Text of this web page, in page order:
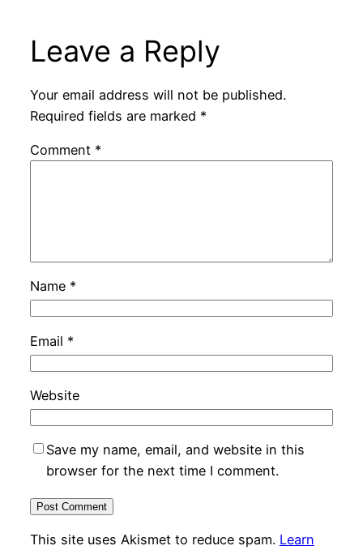
Leave a Reply
Your email address will not be published.
Required fields are marked *
Comment *
Name *
Email *
Website
Save my name, email, and website in this
browser for the next time I comment.
This site uses Akismet to reduce spam. Learn